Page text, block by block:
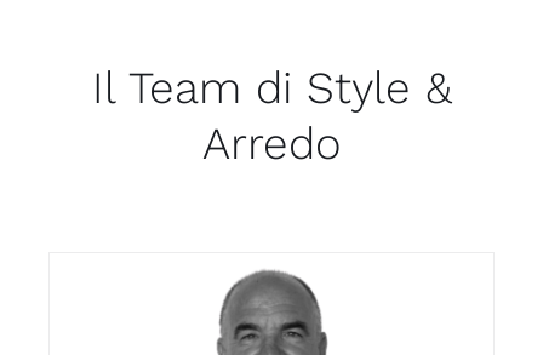
Il Team di Style &
Arredo